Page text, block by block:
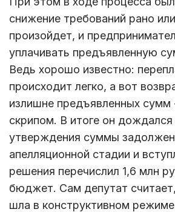
снижение требований рано
произойдет, и
уплачивать предъявленную
Ведь хорошо известно:
происходит легко, а вот
излишне предъявленных
скрипом. В итоге он дождался
утверждения суммы
апелляционной стадии и
решения перечислил 1,6 млн
бюджет. Сам депутат
шла в конструктивном